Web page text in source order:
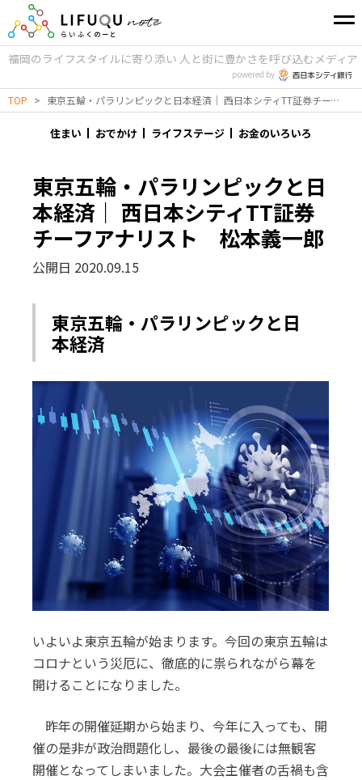
福岡のライフスタイルに寄り添い 人と街に豊かさを呼び込むメディア
powered by
TOP > 東京五輪・パラリンピックと日本経済｜ 西日本シティTT証券チーフアナリスト 松本義一郎
住まい おでかけ ライフステージ お金のいろいろ
東京五輪・パラリンピックと日
本経済｜ 西日本シティTT証券
チーフアナリスト 松本義一郎
公開日 2020.09.15
東京五輪・パラリンピックと日
本経済
いよいよ東京五輪が始まります。今回の東京五輪は
コロナという災厄に、徹底的に祟られながら幕を
開けることになりました。
昨年の開催延期から始まり、今年に入っても、開
催の是非が政治問題化し、最後の最後には無観客
開催となってしまいました。大会主催者の舌禍も含